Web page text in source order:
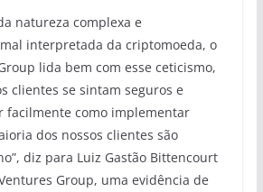
natureza complexa e
interpretada da criptomoeda, o
lida bem com esse ceticismo,
clientes se sintam seguros e
facilmente como implementar
dos nossos clientes são
diz para Luiz Gastão Bittencourt
Group, uma evidência de